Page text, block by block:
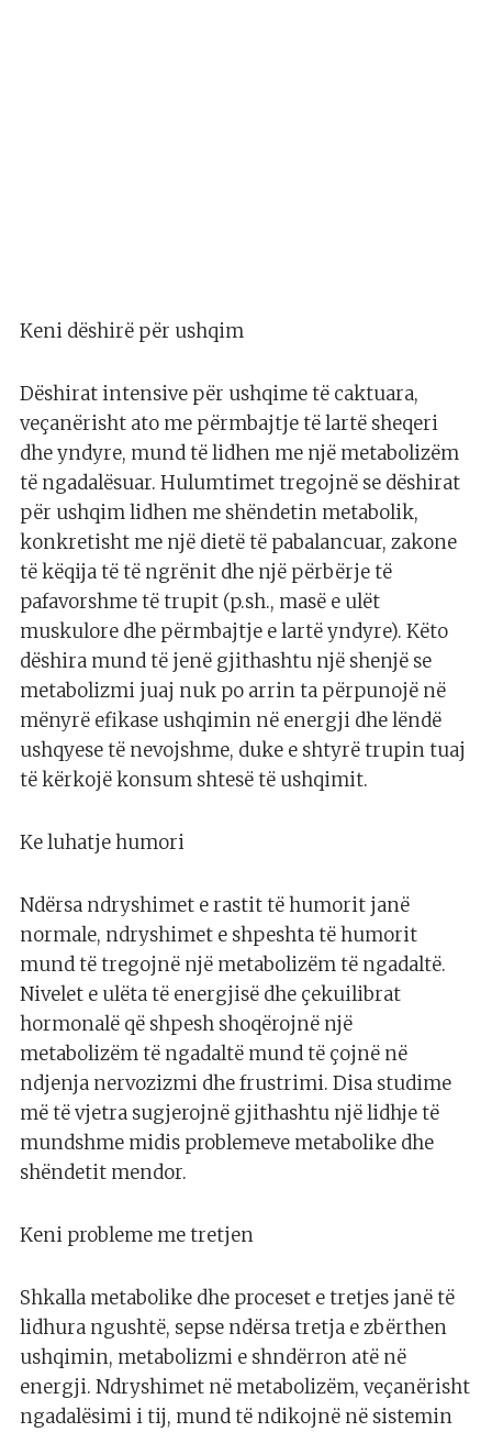
Keni dëshirë për ushqim
Dëshirat intensive për ushqime të caktuara,
veçanërisht ato me përmbajtje të lartë sheqeri
dhe yndyre, mund të lidhen me një metabolizëm
të ngadalësuar. Hulumtimet tregojnë se dëshirat
për ushqim lidhen me shëndetin metabolik,
konkretisht me një dietë të pabalancuar, zakone
të këqija të të ngrënit dhe një përbërje të
pafavorshme të trupit (p.sh., masë e ulët
muskulore dhe përmbajtje e lartë yndyre). Këto
dëshira mund të jenë gjithashtu një shenjë se
metabolizmi juaj nuk po arrin ta përpunojë në
mënyrë efikase ushqimin në energji dhe lëndë
ushqyese të nevojshme, duke e shtyrë trupin tuaj
të kërkojë konsum shtesë të ushqimit.
Ke luhatje humori
Ndërsa ndryshimet e rastit të humorit janë
normale, ndryshimet e shpeshta të humorit
mund të tregojnë një metabolizëm të ngadaltë.
Nivelet e ulëta të energjisë dhe çekuilibrat
hormonalë që shpesh shoqërojnë një
metabolizëm të ngadaltë mund të çojnë në
ndjenja nervozizmi dhe frustrimi. Disa studime
më të vjetra sugjerojnë gjithashtu një lidhje të
mundshme midis problemeve metabolike dhe
shëndetit mendor.
Keni probleme me tretjen
Shkalla metabolike dhe proceset e tretjes janë të
lidhura ngushtë, sepse ndërsa tretja e zbërthen
ushqimin, metabolizmi e shndërron atë në
energji. Ndryshimet në metabolizëm, veçanërisht
ngadalësimi i tij, mund të ndikojnë në sistemin